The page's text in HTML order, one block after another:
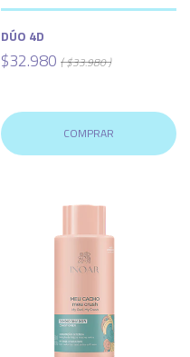
DÚO 4D
$32.980 ( $33.980 )
COMPRAR